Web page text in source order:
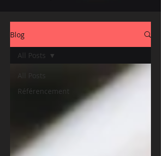
Blog
All Posts
Référencement
All Posts